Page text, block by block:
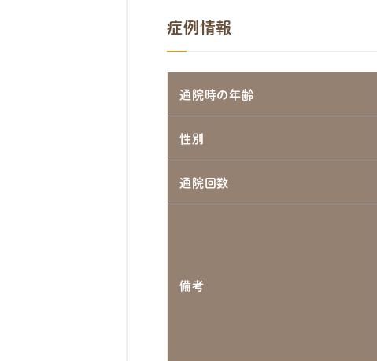
症例情報
通院時の年齢
性別
通院回数
備考